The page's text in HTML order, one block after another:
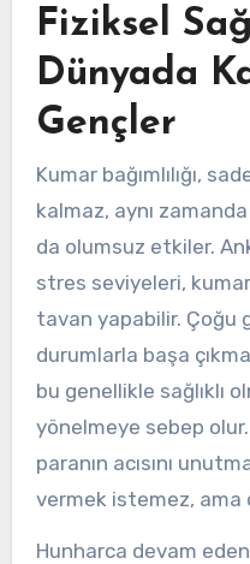
Fiziksel
Dünyada
Gençler
Kumar bağımlılığı,
kalmaz, aynı
da olumsuz etkiler.
stres seviyeleri,
tavan yapabilir. Çoğu
durumlarla başa
bu genellikle sağlıklı
yönelmeye sebep
paranın acısını
vermek istemez, ama
Hunharca devam eden